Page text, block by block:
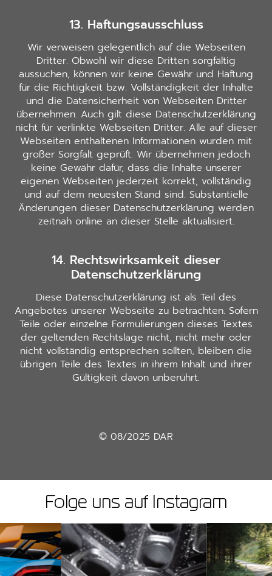
13. Haftungsausschluss
Wir verweisen gelegentlich auf die Webseiten
Dritter. Obwohl wir diese Dritten sorgfältig
aussuchen, können wir keine Gewähr und Haftung
für die Richtigkeit bzw. Vollständigkeit der Inhalte
und die Datensicherheit von Webseiten Dritter
übernehmen. Auch gilt diese Datenschutzerklärung
nicht für verlinkte Webseiten Dritter. Alle auf dieser
Webseiten enthaltenen Informationen wurden mit
großer Sorgfalt geprüft. Wir übernehmen jedoch
keine Gewähr dafür, dass die Inhalte unserer
eigenen Webseiten jederzeit korrekt, vollständig
und auf dem neuesten Stand sind. Substantielle
Änderungen dieser Datenschutzerklärung werden
zeitnah online an dieser Stelle aktualisiert.
14. Rechtswirksamkeit dieser
Datenschutzerklärung
Diese Datenschutzerklärung ist als Teil des
Angebotes unserer Webseite zu betrachten. Sofern
Teile oder einzelne Formulierungen dieses Textes
der geltenden Rechtslage nicht, nicht mehr oder
nicht vollständig entsprechen sollten, bleiben die
übrigen Teile des Textes in ihrem Inhalt und ihrer
Gültigkeit davon unberührt.
© 08/2025 DAR
Folge uns auf Instagram